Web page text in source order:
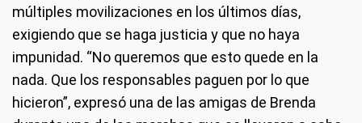
múltiples movilizaciones en los últimos días,
exigiendo que se haga justicia y que no haya
impunidad. “No queremos que esto quede en la
nada. Que los responsables paguen por lo que
hicieron”, expresó una de las amigas de Brenda